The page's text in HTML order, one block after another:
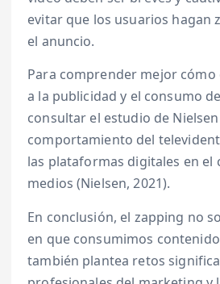
evitar que los usuarios hagan
el anuncio.
Para comprender mejor cómo
a la publicidad y el consumo
consultar el estudio de
comportamiento del
las plataformas digitales en el
medios (Nielsen, 2021).
En conclusión, el zapping no
en que consumimos
también plantea retos